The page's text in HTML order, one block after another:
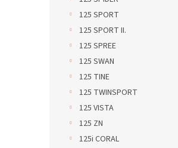
125 SPORT
125 SPORT II.
125 SPREE
125 SWAN
125 TINE
125 TWINSPORT
125 VISTA
125 ZN
125i CORAL